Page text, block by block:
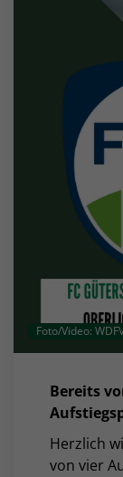
Foto/Video:
Bereits
Herzlich
von vier